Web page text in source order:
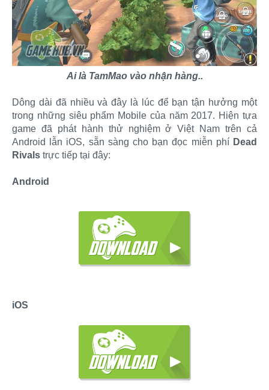
Ai là TamMao vào nhận hàng..
Dông dài đã nhiều và đây là lúc để bạn tận hưởng một
trong những siêu phẩm Mobile của năm 2017. Hiện tựa
game đã phát hành thử nghiệm ở Việt Nam trên cả
Android lẫn iOS, sẵn sàng cho bạn đọc miễn phí Dead
Rivals trực tiếp tại đây:
Android
iOS